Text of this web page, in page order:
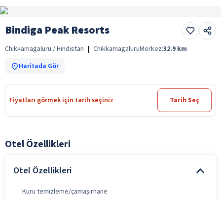
Bindiga Peak Resorts
Chikkamagaluru / Hindistan | ChikkamagaluruMerkez:32.9 km
Haritada Gör
Fiyatları görmek için tarih seçiniz Tarih Seç
Otel Özellikleri
Otel Özellikleri
Kuru temizleme/çamaşırhane